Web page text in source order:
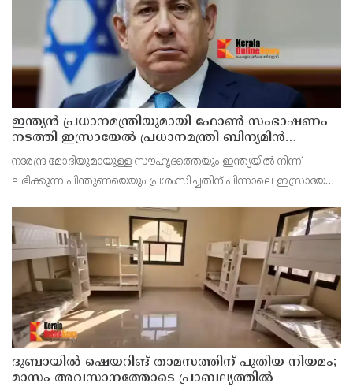
ഇന്ത്യൻ പ്രധാനമന്ത്രിയുമായി ഫോൺ സംഭാഷണം
നടത്തി ഇസ്രായേൽ പ്രധാനമന്ത്രി ബിന‍്യമിൻ
നെതന്യാഹു
നരേന്ദ്ര മോദിയുമായുള്ള സൗഹൃദത്തെയും ഇന്ത്യയിൽ നിന്ന്
ലഭിക്കുന്ന പിന്തുണയെയും പ്രശംസിച്ചതിന് പിന്നാലെ ഇസ്രായേൽ
ഫോൺ സംഭാഷണം നടത്തി. ഇരു രാജ
ദുബായില്‍ ഷെയറിങ് താമസത്തിന് പുതിയ നിയമം;
മാസം അവസാനത്തോടെ പ്രാബല്യത്തില്‍